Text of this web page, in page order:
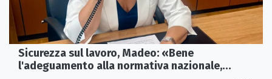
Sicurezza sul lavoro, Madeo: «Bene
l'adeguamento alla normativa nazionale,